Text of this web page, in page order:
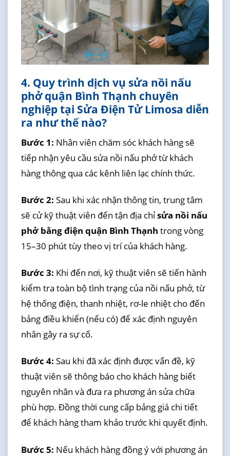
4. Quy trình dịch vụ sửa nồi nấu
phở quận Bình Thạnh chuyên
nghiệp tại Sửa Điện Tử Limosa diễn
ra như thế nào?
Bước 1: Nhân viên chăm sóc khách hàng sẽ
tiếp nhận yêu cầu sửa nồi nấu phở từ khách
hàng thông qua các kênh liên lạc chính thức.
Bước 2: Sau khi xác nhận thông tin, trung tâm
sẽ cử kỹ thuật viên đến tận địa chỉsửa nồi nấu
phở bằng điện quận Bình Thạnh trong vòng
15–30 phút tùy theo vị trí của khách hàng.
Bước 3: Khi đến nơi, kỹ thuật viên sẽ tiến hành
kiểm tra toàn bộ tình trạng của nồi nấu phở, từ
hệ thống điện, thanh nhiệt, rơ-le nhiệt cho đến
bảng điều khiển (nếu có) để xác định nguyên
nhân gây ra sự cố.
Bước 4: Sau khi đã xác định được vấn đề, kỹ
thuật viên sẽ thông báo cho khách hàng biết
nguyên nhân và đưa ra phương án sửa chữa
phù hợp. Đồng thời cung cấp bảng giá chi tiết
để khách hàng tham khảo trước khi quyết định.
Bước 5: Nếu khách hàng đồng ý với phương án